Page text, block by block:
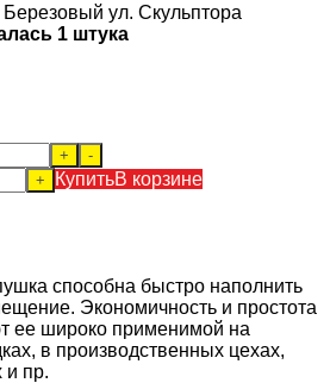
Березовый ул. Скульптора
1 штука
+
-
+
КупитьВ корзине
способна быстро наполнить
Экономичность и простота
ее широко применимой на
в производственных цехах,
и пр.